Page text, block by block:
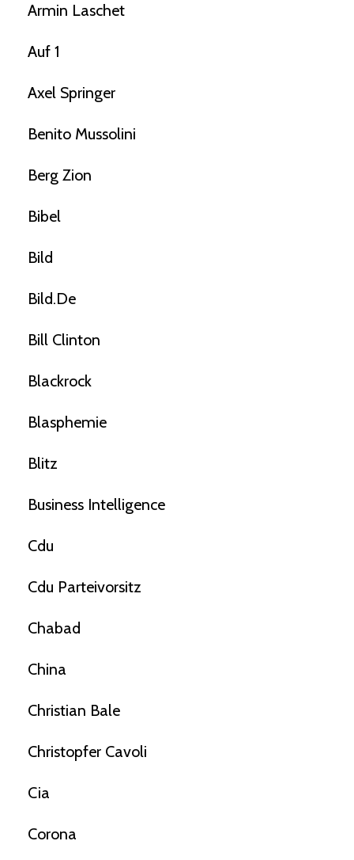
Armin Laschet
Auf 1
Axel Springer
Benito Mussolini
Berg Zion
Bibel
Bild
Bild.de
Bill Clinton
Blackrock
Blasphemie
Blitz
Business Intelligence
Cdu
Cdu Parteivorsitz
Chabad
China
Christian Bale
Christopfer Cavoli
Cia
Corona